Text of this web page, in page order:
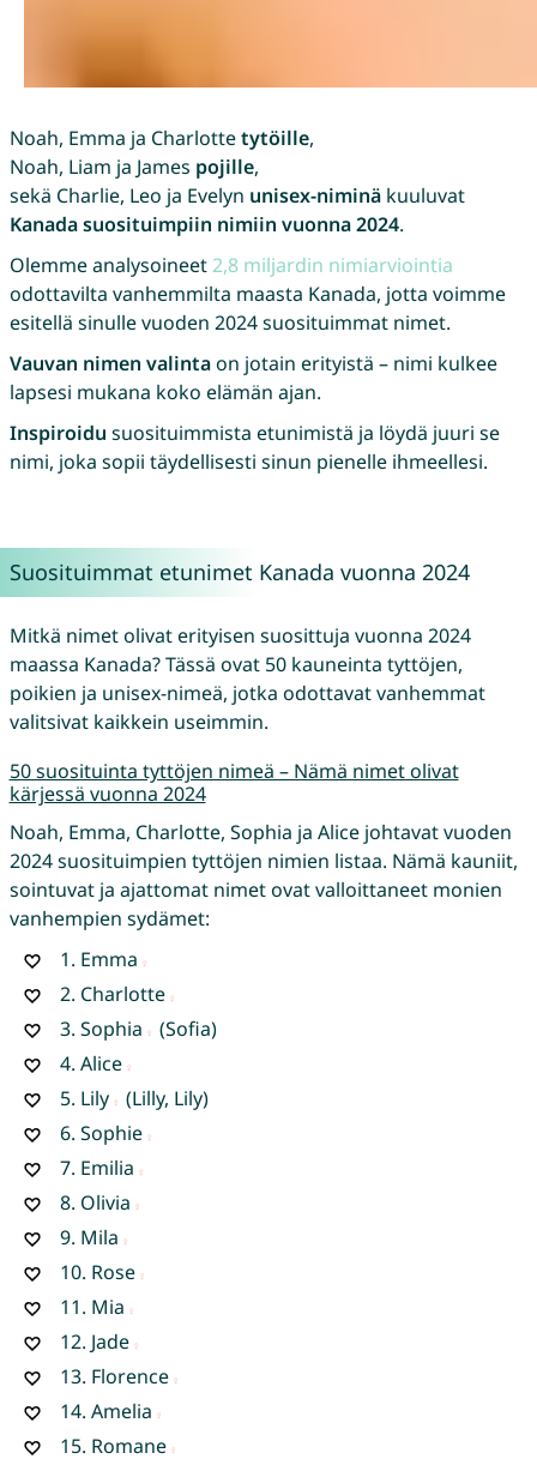
Noah, Emma ja Charlottetytöille,
Noah, Liam ja James pojille,
sekä Charlie, Leo ja Evelyn unisex-niminäkuuluvat
Kanada suosituimpiin nimiin vuonna 2024.
Olemme analysoineet2,8 miljardin nimiarviointia
odottavilta vanhemmilta maasta Kanada, jotta voimme
esitellä sinulle vuoden 2024 suosituimmat nimet.
Vauvan nimen valintaon jotain erityistä – nimi kulkee
lapsesi mukana koko elämän ajan.
Inspiroidu suosituimmista etunimistä ja löydä juuri se
nimi, joka sopii täydellisesti sinun pienelle ihmeellesi.
Suosituimmat etunimet Kanada vuonna 2024
Mitkä nimet olivat erityisen suosittuja vuonna 2024
maassa Kanada? Tässä ovat 50 kauneinta tyttöjen,
poikien ja unisex-nimeä, jotka odottavat vanhemmat
valitsivat kaikkein useimmin.
50 suosituinta tyttöjen nimeä – Nämä nimet olivat
kärjessä vuonna 2024
Noah, Emma, Charlotte, Sophia ja Alice johtavat vuoden
2024 suosituimpien tyttöjen nimien listaa. Nämä kauniit,
sointuvat ja ajattomat nimet ovat valloittaneet monien
vanhempien sydämet:
1. Emma
2. Charlotte
3. Sophia
(Sofia)
4. Alice
5. Lily
(Lilly, Lily)
6. Sophie
7. Emilia
8. Olivia
9. Mila
10. Rose
11. Mia
12. Jade
13. Florence
14. Amelia
15. Romane